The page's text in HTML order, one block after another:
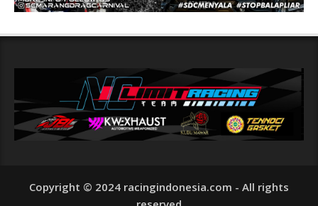
Copyright © 2024 racingindonesia.com - All rights